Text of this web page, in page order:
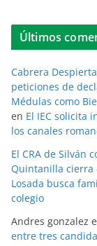
Últimos
Cabrera
peticiones de
Médulas como
en El IEC solicita
los canales
El CRA de Silván
Quintanilla cierra
Losada busca
colegio
Andres gonzalez
entre tres